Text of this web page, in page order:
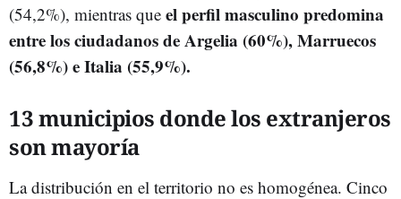
(54,2%), mientras que el perfil masculino predomina
entre los ciudadanos de Argelia (60%), Marruecos
(56,8%) e Italia (55,9%).
13 municipios donde los extranjeros
son mayoría
La distribución en el territorio no es homogénea. Cinco